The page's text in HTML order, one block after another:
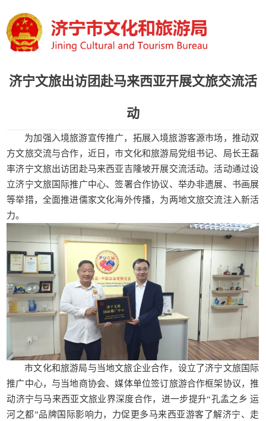
济宁文旅出访团赴马来西亚开展文旅交流活
动
为加强入境旅游宣传推广，拓展入境旅游客源市场，推动双
方文旅交流与合作，近日，市文化和旅游局党组书记、局长王磊
率济宁文旅出访团赴马来西亚吉隆坡开展交流活动。活动通过设
立济宁文旅国际推广中心、签署合作协议、举办非遗展、书画展
等举措，全面推进儒家文化海外传播，为两地文旅交流注入新活
力。
市文化和旅游局与当地文旅企业合作，设立了济宁文旅国际
推广中心，与当地商协会、媒体单位签订旅游合作框架协议，推
动济宁与马来西亚文旅业界深度合作，进一步提升“孔孟之乡 运
河之都”品牌国际影响力，力促更多马来西亚游客了解济宁、走